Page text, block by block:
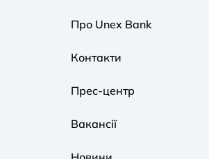
Про Unex Bank
Контакти
Прес-центр
Вакансії